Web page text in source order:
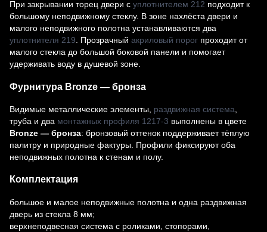
При закрывании торец двери с уплотнителем 212 подходит к
большому неподвижному стеклу. В зоне нахлёста двери и
малого неподвижного полотна устанавливаются два
уплотнителя 219. Прозрачный акриловый порог проходит от
малого стекла до большой боковой панели и помогает
удерживать воду в душевой зоне.
Фурнитура Bronze — бронза
Видимые металлические элементы, раздвижная система
труба и два монтажных профиля 1217-3 выполнены в цвете
Bronze — бронза: бронзовый оттенок поддерживает тёплую
палитру и природные фактуры. Профили фиксируют оба
неподвижных полотна к стенам и полу.
Комплектация
большое и малое неподвижные полотна и одна раздвижная
дверь из стекла 8 мм;
верхнеподвесная система с роликами, стопорами,